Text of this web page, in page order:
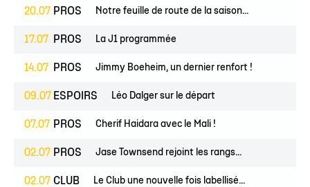
20.07 PROS Notre feuille de route de la saison...
17.07 PROS La J1 programmée
14.07 PROS Jimmy Boeheim, un dernier renfort !
09.07 ESPOIRS Léo Dalger sur le départ
07.07 PROS Cherif Haidara avec le Mali !
02.07 PROS Jase Townsend rejoint les rangs...
02.07 CLUB Le Club une nouvelle fois labellisé...